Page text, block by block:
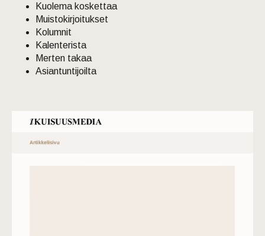
Kuolema koskettaa
Muistokirjoitukset
Kolumnit
Kalenterista
Merten takaa
Asiantuntijoilta